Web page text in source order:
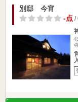
別邸 今宵
-点/